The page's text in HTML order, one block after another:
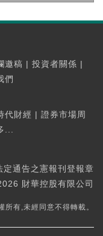
邀稿 | 投資者關係 |
們
代財經 | 證券市場周
...
通告之憲報刊登報章
財華控股有限公司
所有,未經同意不得轉載。